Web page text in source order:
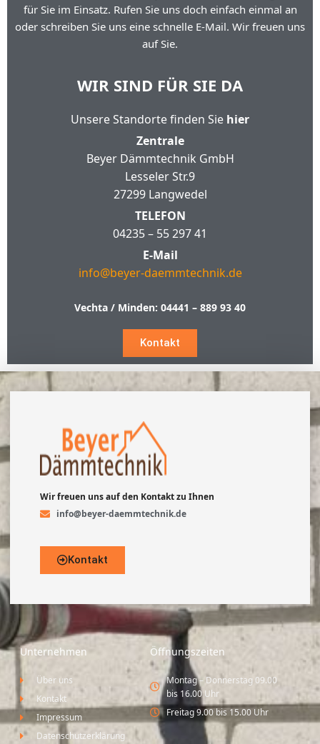
für Sie im Einsatz. Rufen Sie uns doch einfach einmal an
oder schreiben Sie uns eine schnelle E-Mail. Wir freuen uns
auf Sie.
WIR SIND FÜR SIE DA
Unsere Standorte finden Sie hier
Zentrale
Beyer Dämmtechnik GmbH
Lesseler Str.9
27299 Langwedel
TELEFON
04235 – 55 297 41
E-Mail
info@beyer-daemmtechnik.de
Vechta / Minden: 04441 – 889 93 40
Kontakt
Wir freuen uns auf den Kontakt zu Ihnen
info@beyer-daemmtechnik.de
Kontakt
Unternehmen
Über uns
Kontakt
Impressum
Datenschutzerklärung
Öffnungszeiten
Montag – Donnerstag 09.00
bis 16.00 Uhr
Freitag 9.00 bis 15.00 Uhr